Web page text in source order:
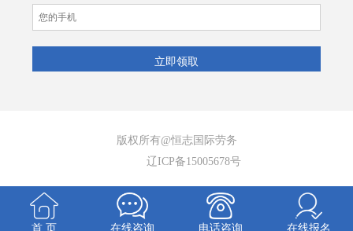
版权所有@恒志国际劳务
辽ICP备15005678号
首 页 在线咨询 电话咨询 在线报名